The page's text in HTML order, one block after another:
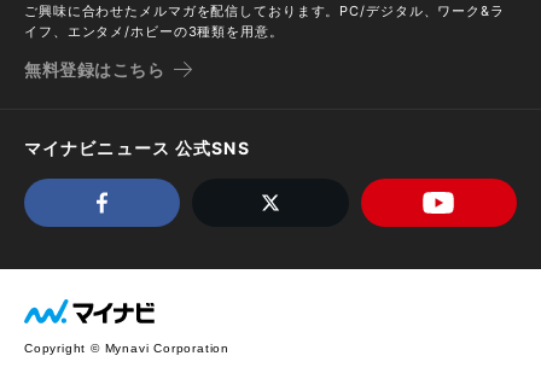
ご興味に合わせたメルマガを配信しております。PC/デジタル、ワーク&ラ
イフ、エンタメ/ホビーの3種類を用意。
無料登録はこちら
マイナビニュース 公式SNS
Copyright © Mynavi Corporation